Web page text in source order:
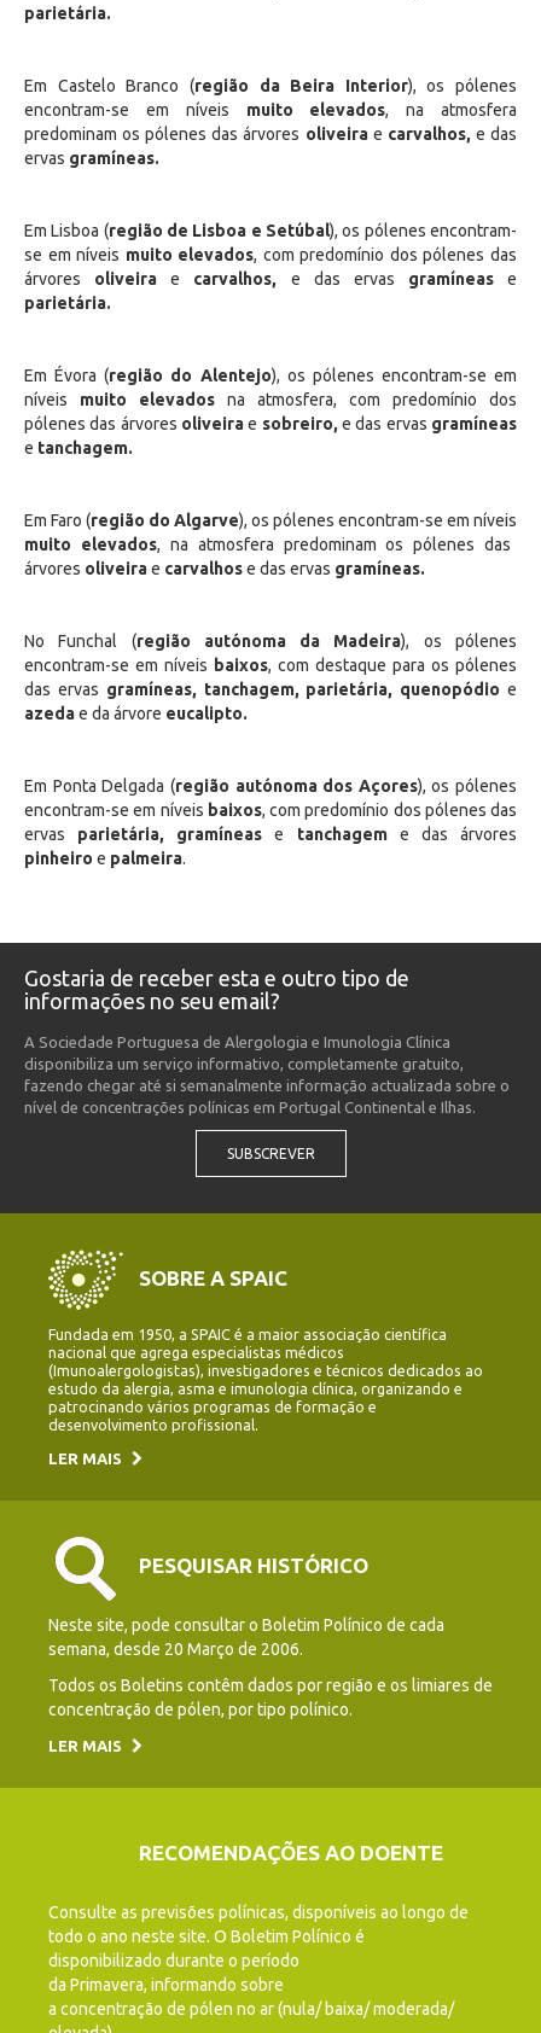
parietária.
Em Castelo Branco (região da Beira Interior), os pólenes
encontram-se em níveis muito elevados, na atmosfera
predominam os pólenes das árvores oliveira e carvalhos, e das
ervas gramíneas.
Em Lisboa (região de Lisboa e Setúbal), os pólenes encontram-
se em níveis muito elevados, com predomínio dos pólenes das
árvores oliveirae carvalhos, e das ervas gramíneas e
parietária.
Em Évora (região do Alentejo), os pólenes encontram-se em
níveis muito elevados na atmosfera, com predomínio dos
pólenes das árvores oliveirae sobreiro,e das ervas gramíneas
e tanchagem.
Em Faro (região do Algarve), os pólenes encontram-se em níveis
muito elevados, na atmosfera predominam os pólenes das
árvores oliveirae carvalhose das ervas gramíneas.
No Funchal (região autónoma da Madeira), os pólenes
encontram-se em níveis baixos, com destaque para os pólenes
das ervas gramíneas, tanchagem, parietária, quenopódioe
azedae da árvore eucalipto.
Em Ponta Delgada (região autónoma dos Açores), os pólenes
encontram-se em níveis baixos, com predomínio dos pólenes das
ervas parietária, gramínease tanchageme das árvores
pinheiro e palmeira.
Gostaria de receber esta e outro tipo de
informações no seu email?
A Sociedade Portuguesa de Alergologia e Imunologia Clínica
disponibiliza um serviço informativo, completamente gratuito,
fazendo chegar até si semanalmente informação actualizada sobre o
nível de concentrações polínicas em Portugal Continental e Ilhas.
SUBSCREVER
SOBRE A SPAIC
Fundada em 1950, a SPAIC é a maior associação científica
nacional que agrega especialistas médicos
(Imunoalergologistas), investigadores e técnicos dedicados ao
estudo da alergia, asma e imunologia clínica, organizando e
patrocinando vários programas de formação e
desenvolvimento profissional.
LER MAIS
PESQUISAR HISTÓRICO
Neste site, pode consultar o Boletim Polínico de cada
semana, desde 20 Março de 2006.
Todos os Boletins contêm dados por região e os limiares de
concentração de pólen, por tipo polínico.
LER MAIS
RECOMENDAÇÕES AO DOENTE
Consulte as previsões polínicas, disponíveis ao longo de
todo o ano neste site. O Boletim Polínico é
disponibilizado durante o período
da Primavera, informando sobre
a concentração de pólen no ar (nula/ baixa/ moderada/